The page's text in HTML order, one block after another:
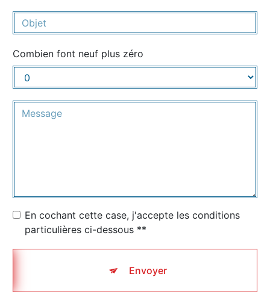
Combien font neuf plus zéro
En cochant cette case, j'accepte les conditions
particulières ci-dessous **
Envoyer